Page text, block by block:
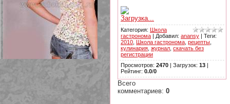
209 Белая кофта из ленточного
кружева
Загрузка...
Категория: Школа
гастронома | Добавил: anansy | Теги:
2010 Школа гастронома рецепты
кулинария журнал скачать без
регистрации
Просмотров: 2470 | Загрузок: 13 |
Рейтинг: 0.0/0
Всего
комментариев: 0